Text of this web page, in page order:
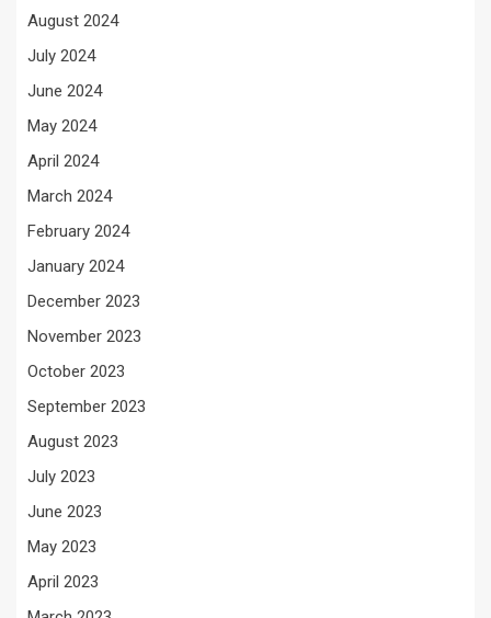
August 2024
July 2024
June 2024
May 2024
April 2024
March 2024
February 2024
January 2024
December 2023
November 2023
October 2023
September 2023
August 2023
July 2023
June 2023
May 2023
April 2023